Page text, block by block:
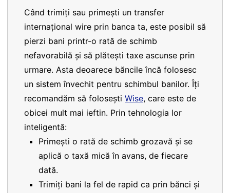
Când trimiți sau primești un transfer
internațional wire prin banca ta, este posibil să
pierzi bani printr-o rată de schimb
nefavorabilă și să plătești taxe ascunse prin
urmare. Asta deoarece băncile încă folosesc
un sistem învechit pentru schimbul banilor. Îți
recomandăm să folosești Wise, care este de
obicei mult mai ieftin. Prin tehnologia lor
inteligentă:
Primești o rată de schimb grozavă și se
aplică o taxă mică în avans, de fiecare
dată.
Trimiți bani la fel de rapid ca prin bănci și